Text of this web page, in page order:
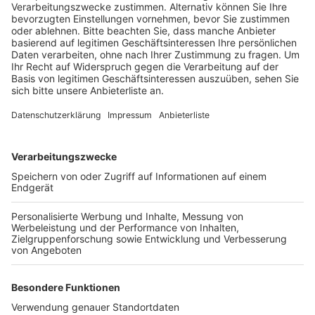
anderem in der Altstatdt vom Hauptbahnhof über
den Kölner Dom bis zu den Museen und in Deutz
auf dem Rheinboulevard.
Veröffentlicht:Donnerstag, 29.12.2022 18:39
Und auch auf der Deutzer Brücke und der
Severinsbrücke dürfen die Räder nicht abgestellt
werden. Wer sich nicht dran hält, zahlt automatisch 20
Euro Strafe. An einer Lampe über dem Hinterrad
können Nutzer der KVB-Räder erkennen, ob sie in einer
Sperrzone sind. Leuchtet die Lampe grün, ist alles
okay. Leuchtet die Lampe rot, ist die Rückgabe dort